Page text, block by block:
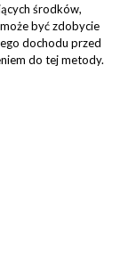
środków,
być zdobycie
dochodu przed
do tej metody.